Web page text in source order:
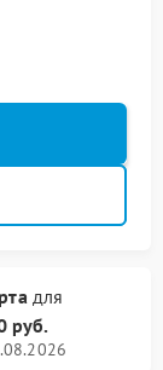
для
руб.